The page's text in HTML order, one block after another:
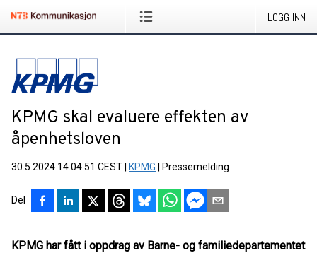
LOGG INN
KPMG skal evaluere effekten av
åpenhetsloven
30.5.2024 14:04:51 CEST KPMG Pressemelding
Del
KPMG har fått i oppdrag av Barne- og familiedepartementet